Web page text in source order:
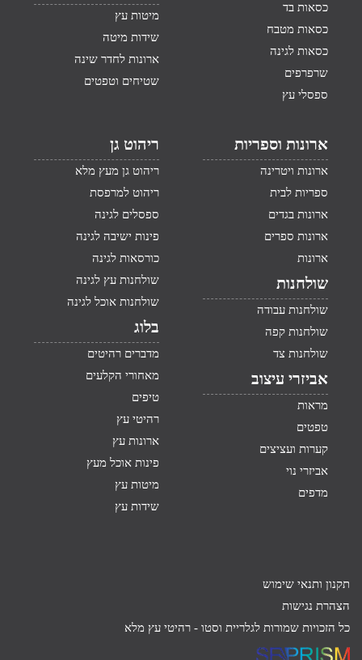
כסאות בד
כסאות מטבח
כסאות לגינה
שרפרפים
ספסלי עץ
מיטות עץ
שידות מיטה
ארונות לחדר שינה
שטיחים וטפטים
ארונות וספריות
ארונות ויטרינה
ספריות לבית
ארונות בגדים
ארונות ספרים
ארונות
שולחנות
שולחנות עבודה
שולחנות קפה
שולחנות צד
אביזרי עיצוב
מראות
טפטים
קערות ועציצים
אביזרי נוי
מדפים
ריהוט גן
ריהוט גן מעץ מלא
ריהוט למרפסת
ספסלים לגינה
פינות ישיבה לגינה
כורסאות לגינה
שולחנות עץ לגינה
שולחנות אוכל לגינה
בלוג
מדברים רהיטים
מאחורי הקלעים
טיפים
רהיטי עץ
ארונות עץ
פינות אוכל מעץ
מיטות עץ
שידות עץ
תקנון ותנאי שימוש
הצהרת נגישות
כל הזכויות שמורות לגלריית וסטו - רהיטי עץ מלא